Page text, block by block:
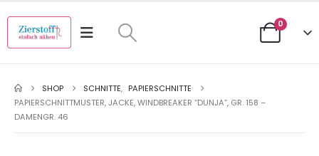
0
SHOP SCHNITTE, PAPIERSCHNITTE
PAPIERSCHNITTMUSTER, JACKE, WINDBREAKER “DUNJA”, GR. 158 –
DAMENGR. 46